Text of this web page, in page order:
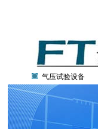
气压试验设备